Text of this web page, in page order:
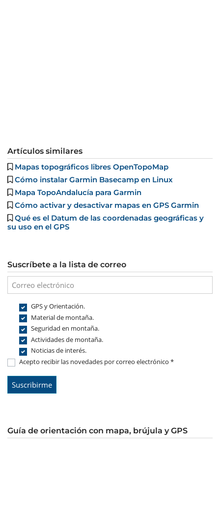
Artículos similares
Mapas topográficos libres OpenTopoMap
Cómo instalar Garmin Basecamp en Linux
Mapa TopoAndalucía para Garmin
Cómo activar y desactivar mapas en GPS Garmin
Qué es el Datum de las coordenadas geográficas y
su uso en el GPS
Suscríbete a la lista de correo
GPS y Orientación.
Material de montaña.
Seguridad en montaña.
Actividades de montaña.
Noticias de interés.
Acepto recibir las novedades por correo electrónico *
Guía de orientación con mapa, brújula y GPS